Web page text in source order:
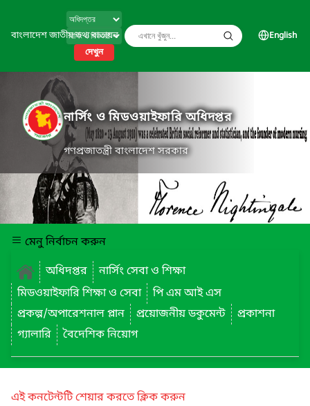
বাংলাদেশ জাতীয় তথ্য বাতায়ন
দেখুন
English
নার্সিং ও মিডওয়াইফারি অধিদপ্তর
গণপ্রজাতন্ত্রী বাংলাদেশ সরকার
মেনু নির্বাচন করুন
অধিদপ্তর
নার্সিং সেবা ও শিক্ষা
মিডওয়াইফারি শিক্ষা ও সেবা
পি এম আই এস
প্রকল্প/অপারেশনাল প্লান
প্রয়োজনীয় ডকুমেন্ট
প্রকাশনা
গ্যালারি
বৈদেশিক নিয়োগ
এই কনটেন্টটি শেয়ার করতে ক্লিক করুন